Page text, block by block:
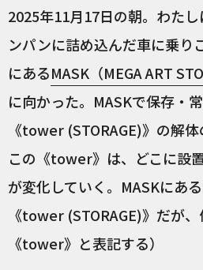
2025年11月17日の朝。わた
ンパンに詰め込んだ車に乗り
にあるMASK（MEGA ART
に向かった。MASKで保存・
《tower (STORAGE)》の解
この《tower》は、どこに設
が変化していく。MASKにあ
《tower (STORAGE)》だが
《tower》と表記する）